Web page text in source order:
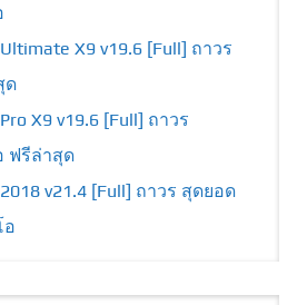
X9 v19.6 [Full] ถาวร
ด
X9 v19.6 [Full] ถาวร
ฟรีล่าสุด
v21.4 [Full] ถาวร สุดยอด
อ